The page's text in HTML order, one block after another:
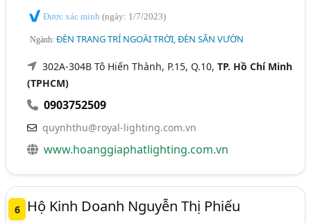
Được xác minh(ngày: 1/7/2023)
Ngành:ĐÈN TRANG TRÍ NGOÀI TRỜI, ĐÈN SÂN VƯỜN
302A-304B Tô Hiến Thành, P.15, Q.10,TP. Hồ Chí Minh
(TPHCM)
0903752509
quynhthu@royal-lighting.com.vn
www.hoanggiaphatlighting.com.vn
6 Hộ Kinh Doanh Nguyễn Thị Phiếu